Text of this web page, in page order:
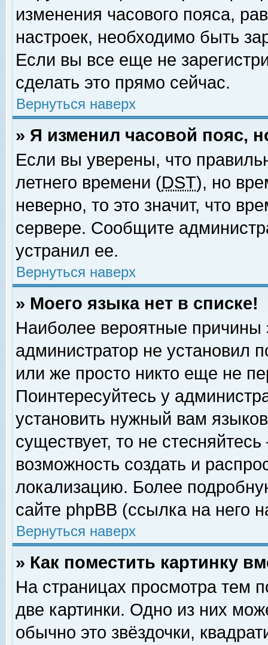
изменения часового пояса,
настроек, необходимо быть
Если вы все еще не
сделать это прямо сейчас.
Вернуться наверх
» Я изменил часовой пояс,
Если вы уверены, что
летнего времени (DST), но
неверно, то это значит, что
сервере. Сообщите
устранил ее.
Вернуться наверх
» Моего языка нет в списке!
Наиболее вероятные причины
администратор не установил
или же просто никто еще не
Поинтересуйтесь у
установить нужный вам
существует, то не
возможность создать и
локализацию. Более
сайте phpBB (ссылка на него
Вернуться наверх
» Как поместить картинку
На страницах просмотра тем
две картинки. Одно из них
обычно это звёздочки,